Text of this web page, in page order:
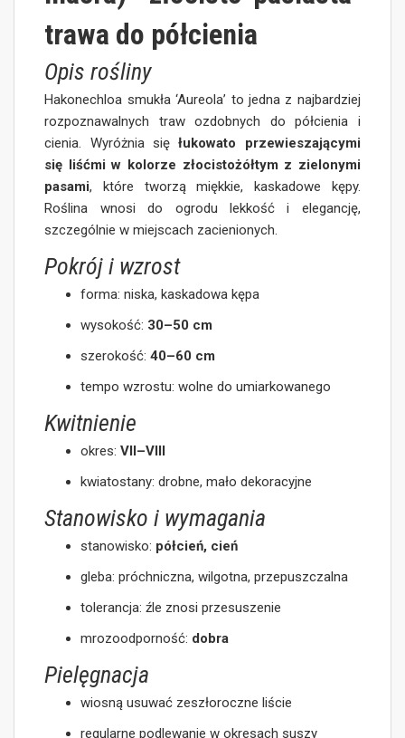
trawa do półcienia
Opis rośliny
Hakonechloa smukła ‘Aureola’ to jedna z najbardziej
rozpoznawalnych traw ozdobnych do półcienia i
cienia. Wyróżnia sięłukowato przewieszającymi
się liśćmi w kolorze złocistożółtym z zielonymi
pasami, które tworzą miękkie, kaskadowe kępy.
Roślina wnosi do ogrodu lekkość i elegancję,
szczególnie w miejscach zacienionych.
Pokrój i wzrost
forma: niska, kaskadowa kępa
wysokość: 30–50 cm
szerokość:40–60 cm
tempo wzrostu: wolne do umiarkowanego
Kwitnienie
okres:VII–VIII
kwiatostany: drobne, mało dekoracyjne
Stanowisko i wymagania
stanowisko: półcień, cień
gleba: próchniczna, wilgotna, przepuszczalna
tolerancja: źle znosi przesuszenie
mrozoodporność: dobra
Pielęgnacja
wiosną usuwać zeszłoroczne liście
regularne podlewanie w okresach suszy